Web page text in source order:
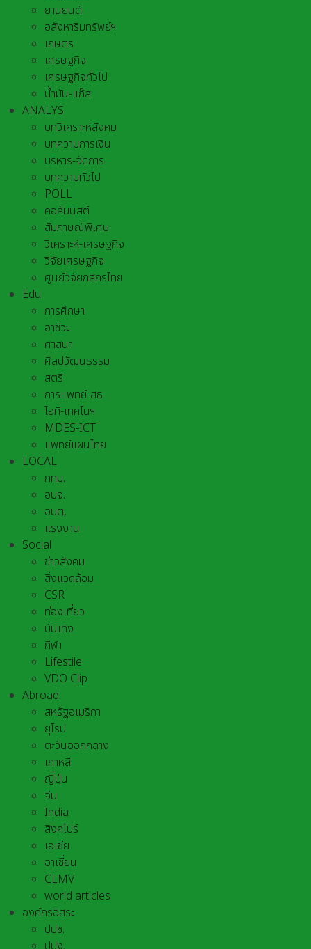
ยานยนต์
อสังหาริมทรัพย์ฯ
เกษตร
เศรษฐกิจ
เศรษฐกิจทั่วไป
น้ำมัน-แก๊ส
ANALYS
บทวิเคราะห์สังคม
บทความการเงิน
บริหาร-จัดการ
บทความทั่วไป
POLL
คอลัมนิสต์
สัมภาษณ์พิเศษ
วิเคราะห์-เศรษฐกิจ
วิจัยเศรษฐกิจ
ศูนย์วิจัยกสิกรไทย
Edu
การศึกษา
อาชีวะ
ศาสนา
ศิลปวัฒนธรรม
สตรี
การแพทย์-สธ
ไอที-เทคโนฯ
MDES-ICT
แพทย์แผนไทย
LOCAL
กทม.
อบจ.
อบต,
แรงงาน
Social
ข่าวสังคม
สิ่งแวดล้อม
CSR
ท่องเที่ยว
บันเทิง
กีฬา
Lifestile
VDO Clip
Abroad
สหรัฐอเมริกา
ยุโรป
ตะวันออกกลาง
เกาหลี
ญี่ปุ่น
จีน
India
สิงคโปร์
เอเชีย
อาเชี่ยน
CLMV
world articles
องค์กรอิสระ
ปปช.